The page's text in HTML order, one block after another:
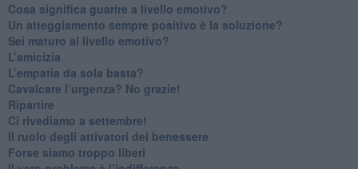
Cosa significa guarire a livello emotivo?
​Un atteggiamento sempre positivo è la soluzione?
​Sei maturo al livello emotivo?
​L’amicizia
​L’empatia da sola basta?
​Cavalcare l’urgenza? No grazie!
Ripartire
​Ci rivediamo a settembre!
​Il ruolo degli attivatori del benessere
​Forse siamo troppo liberi